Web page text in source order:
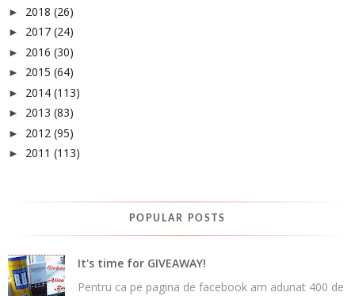
► 2018 (26)
► 2017 (24)
► 2016 (30)
► 2015 (64)
► 2014 (113)
► 2013 (83)
► 2012 (95)
► 2011 (113)
POPULAR POSTS
It's time for GIVEAWAY!
Pentru ca pe pagina de facebook am adunat 400 de